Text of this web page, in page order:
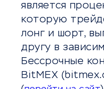
является
которую
лонг и шорт,
другу в
Бессрочные
BitMEX